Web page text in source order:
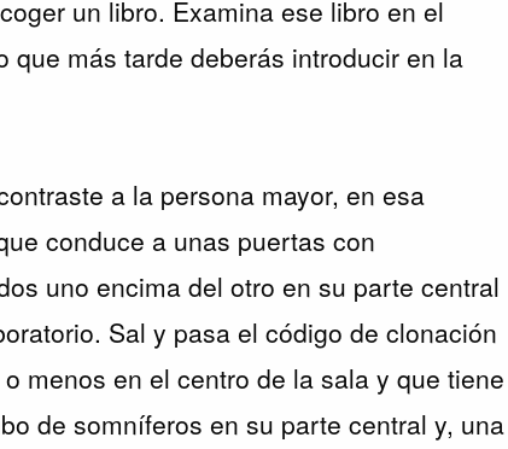
un libro. Examina ese libro en el
más tarde deberás introducir en la
a la persona mayor, en esa
conduce a unas puertas con
uno encima del otro en su parte central
Sal y pasa el código de clonación
menos en el centro de la sala y que tiene
de somníferos en su parte central y, una